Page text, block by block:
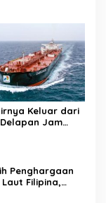
Keluar dari
Jam
Penghargaan
Filipina,